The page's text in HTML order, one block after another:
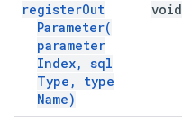
registerOut
Parameter(
parameter
Index, sql
Type ,
type
Name)
void